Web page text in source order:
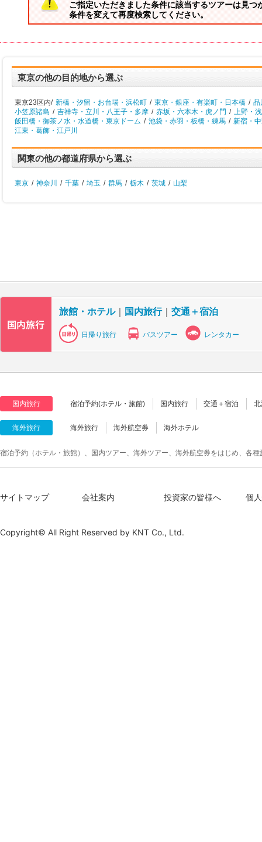
ご指定いただきました条件に該当するツアーは見つ
条件を変えて再度検索してください。
東京の他の目的地から選ぶ
東京23区内/ 新橋・汐留・お台場・浜松町 / 東京・銀座・有楽町・日本橋 / 品
小笠原諸島 / 吉祥寺・立川・八王子・多摩 / 赤坂・六本木・虎ノ門 / 上野・
飯田橋・御茶ノ水・水道橋・東京ドーム / 池袋・赤羽・板橋・練馬 / 新宿・
江東・葛飾・江戸川
関東の他の都道府県から選ぶ
東京 / 神奈川 / 千葉 / 埼玉 / 群馬 / 栃木 / 茨城 / 山梨
旅館・ホテル｜ 国内旅行｜ 交通＋宿泊
日帰り旅行 バスツアー レンタカー
国内旅行 宿泊予約(ホテル・旅館) 国内旅行 交通＋宿泊
海外旅行 海外旅行 海外航空券 海外ホテル
宿泊予約（ホテル・旅館）、国内ツアー、海外ツアー、海外航空券をはじめ、各
サイトマップ 会社案内 投資家の皆様へ 個
Copyright© All Right Reserved by KNT Co., Ltd.